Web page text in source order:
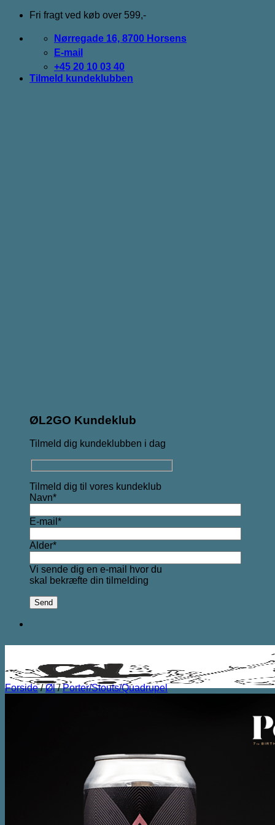
Fortsæt
indhold
Fri fragt ved køb over 599,-
Nørregade 16, 8700 Horsens
E-mail
+45 20 10 03 40
Tilmeld kundeklubben
ØL2GO Kundeklub
Tilmeld dig kundeklubben i dag
Tilmeld dig til vores kundeklub
Navn*
E-mail*
Alder*
Vi sende dig en e-mail hvor du
skal bekræfte din tilmelding
Forside / Øl / Porter/Stouts/Quadrupel